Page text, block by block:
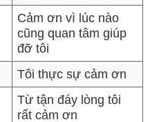
Cảm ơn vì lúc nào
cũng quan tâm giúp
đỡ tôi
Tôi thực sự cảm ơn
Từ tận đáy lòng tôi
rất cảm ơn